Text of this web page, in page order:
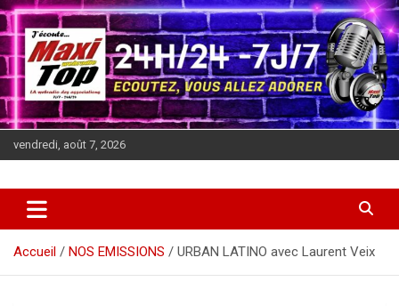
Aller
au
contenu
vendredi, août 7, 2026
La Webradio des associations
Accueil NOS EMISSIONS URBAN LATINO avec Laurent Veix